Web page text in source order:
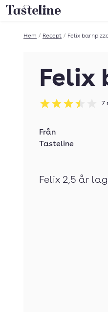
Till Tastelines startsida
Hem / Recept / Felix
Felix
Betyg: 3.43 av 5
7
Från
Tasteline
Felix 2,5 år